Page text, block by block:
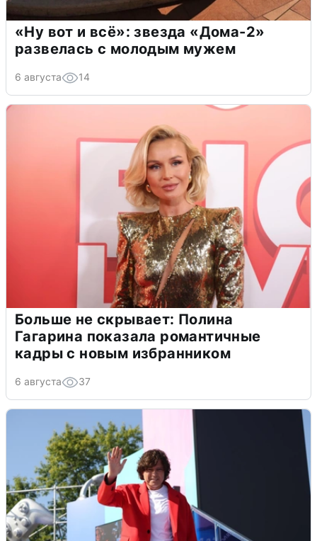
«Ну вот и всё»: звезда «Дома-2»
развелась с молодым мужем
6 августа 14
Больше не скрывает: Полина
Гагарина показала романтичные
кадры с новым избранником
6 августа 37